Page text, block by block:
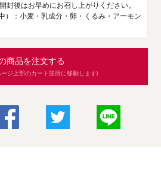
封後はお早めにお召し上がりください。
）：小麦・乳成分・卵・くるみ・アーモン
商品を注文する
ジ上部のカート箇所に移動します)